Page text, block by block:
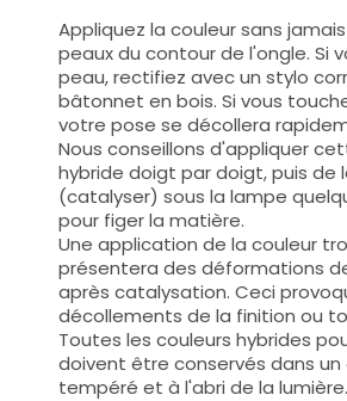
Appliquez la couleur sans
peaux du contour de l'ongle. Si
peau, rectifiez avec un stylo
bâtonnet en bois. Si vous
votre pose se décollera
Nous conseillons d'appliquer
hybride doigt par doigt, puis de
(catalyser) sous la lampe
pour figer la matière.
Une application de la couleur
présentera des déformations
après catalysation. Ceci
décollements de la finition ou
Toutes les couleurs hybrides
doivent être conservés dans
tempéré et à l'abri de la lumière.